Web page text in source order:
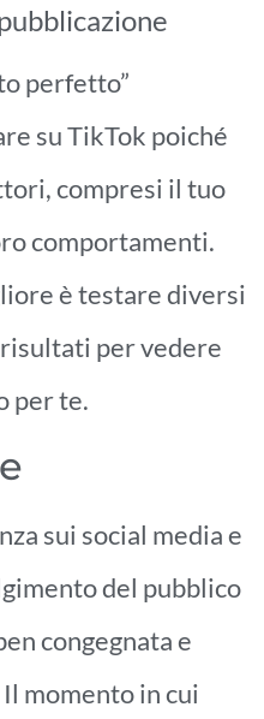
perfetto”
su TikTok poiché
compresi il tuo
comportamenti.
è testare diversi
per vedere
per te.
sui social media e
del pubblico
congegnata e
momento in cui